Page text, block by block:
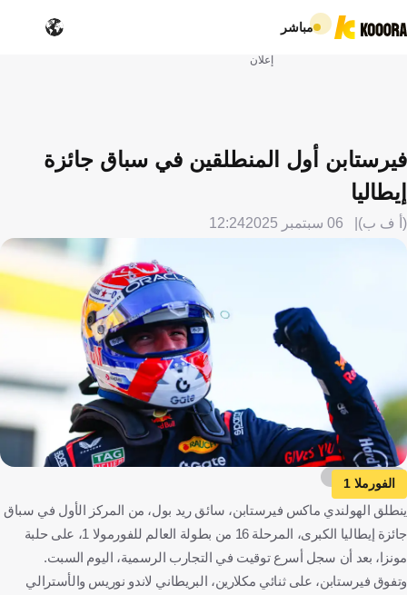
مباشر
إعلان
فيرستابن أول المنطلقين في سباق جائزة
إيطاليا
(أ ف ب) 06 سبتمبر 2025 12:24
Getty Images
الفورملا 1
ينطلق الهولندي ماكس فيرستابن، سائق ريد بول، من المركز الأول في سباق
جائزة إيطاليا الكبرى، المرحلة 16 من بطولة العالم للفورمولا 1، على حلبة
مونزا، بعد أن سجل أسرع توقيت في التجارب الرسمية، اليوم السبت.
وتفوق فيرستابن، على ثنائي مكلارين، البريطاني لاندو نوريس والأسترالي